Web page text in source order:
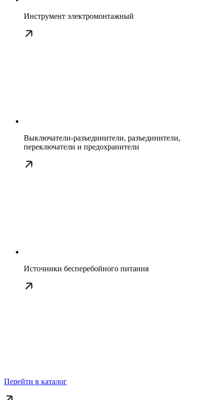
Инструмент электромонтажный
Выключатели-разъединители, разъединители,
переключатели и предохранители
Источники бесперебойного питания
Перейти в каталог